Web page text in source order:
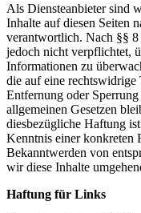
Als Diensteanbieter sind
Inhalte auf diesen Seiten
verantwortlich. Nach §§
jedoch nicht verpflichtet,
Informationen zu
die auf eine
Entfernung oder
allgemeinen Gesetzen
diesbezügliche Haftung
Kenntnis einer konkreten
Bekanntwerden von
wir diese Inhalte
Haftung für Links